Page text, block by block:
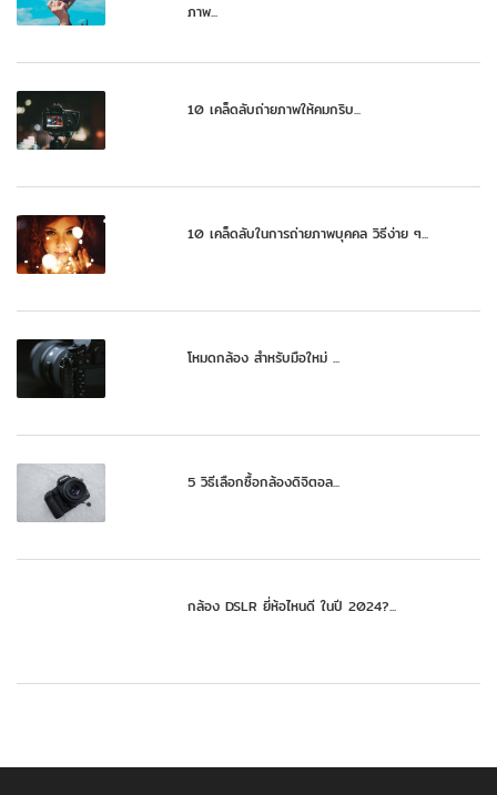
ภาพ...
10 เคล็ดลับถ่ายภาพให้คมกริบ...
10 เคล็ดลับในการถ่ายภาพบุคคล วิธีง่าย ๆ...
โหมดกล้อง สำหรับมือใหม่ ...
5 วิธีเลือกซื้อกล้องดิจิตอล...
กล้อง DSLR ยี่ห้อไหนดี ในปี 2024?...